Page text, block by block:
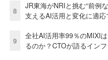
8
JR東海がNRIと挑む“前例
支えるAI活用と変化に適
9
全社AI活用率99％のMIXI
るのか？CTOが語るイン